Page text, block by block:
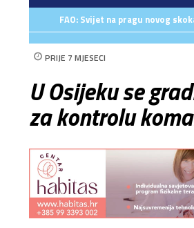
FAO: Svijet na pragu novog
PRIJE 7 MJESECI
U Osijeku se
za kontrolu